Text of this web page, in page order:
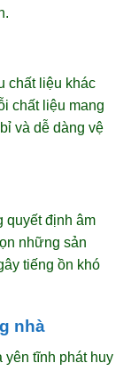
chất liệu khác
chất liệu mang
và dễ dàng vệ
quyết định âm
những sản
tiếng ồn khó
nhà
tĩnh phát huy